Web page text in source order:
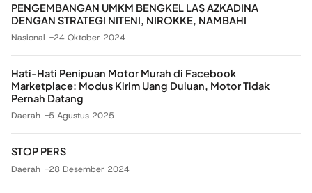
PENGEMBANGAN UMKM BENGKEL LAS AZKADINA
DENGAN STRATEGI NITENI, NIROKKE, NAMBAHI
Nasional 24 Oktober 2024
Hati-Hati Penipuan Motor Murah di Facebook
Marketplace: Modus Kirim Uang Duluan, Motor Tidak
Pernah Datang
Daerah 5 Agustus 2025
STOP PERS
Daerah 28 Desember 2024